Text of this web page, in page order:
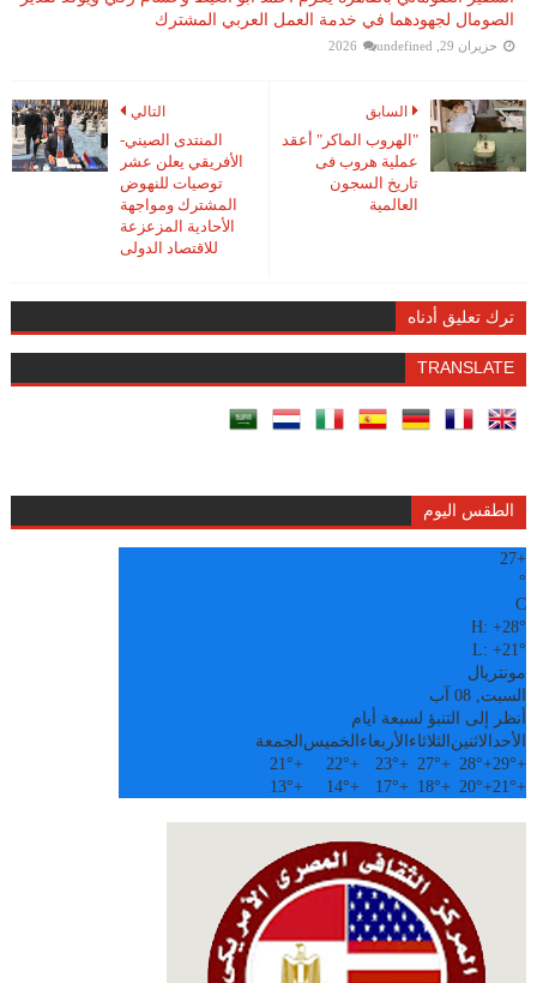
الصومال لجهودهما في خدمة العمل العربي المشترك
حزيران 29, 2026 undefined
التالي
المنتدى الصيني-
الأفريقي يعلن عشر
توصيات للنهوض
المشترك ومواجهة
الأحادية المزعزعة
للاقتصاد الدولى
السابق
"الهروب الماكر" أعقد
عملية هروب فى
تاريخ السجون
العالمية
ترك تعليق أدناه
TRANSLATE
الطقس اليوم
+
27
°
C
H:+28°
L:+21°
مونتريال
السبت, 08 آب
أنظر إلى التنبؤ لسبعة أيام
الأحدالاثنين الثلاثاء الأربعاء الخميس الجمعة
+
29°
+
28°
+
27°
+
23°
+
22°
+
21°
+
21°
+
20°
+
18°
+
17°
+
14°
+
13°